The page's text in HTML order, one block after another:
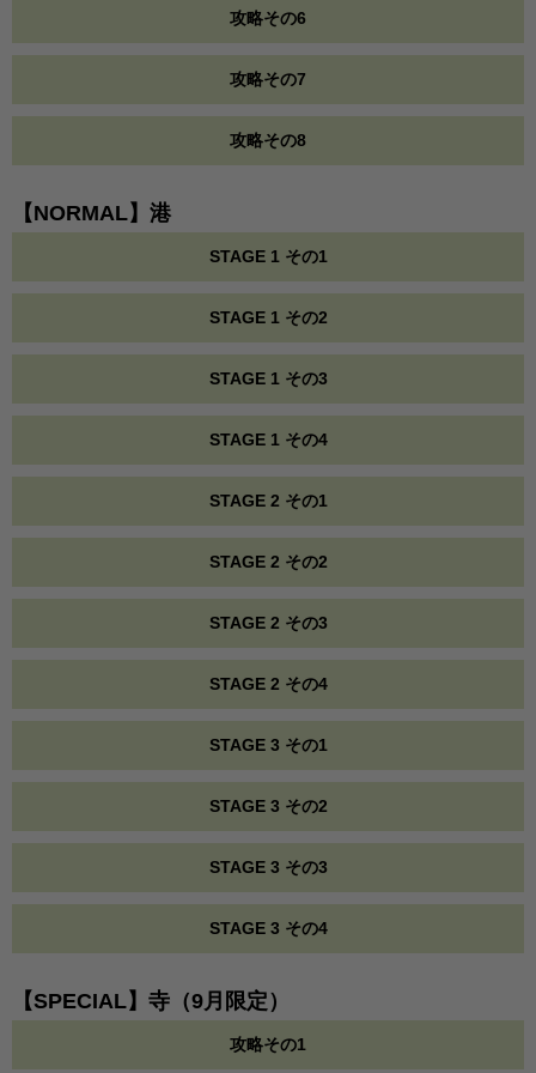
攻略その6
攻略その7
攻略その8
【NORMAL】港
STAGE 1 その1
STAGE 1 その2
STAGE 1 その3
STAGE 1 その4
STAGE 2 その1
STAGE 2 その2
STAGE 2 その3
STAGE 2 その4
STAGE 3 その1
STAGE 3 その2
STAGE 3 その3
STAGE 3 その4
【SPECIAL】寺（9月限定）
攻略その1